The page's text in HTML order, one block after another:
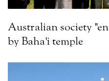
Australian society
by Baha'i temple